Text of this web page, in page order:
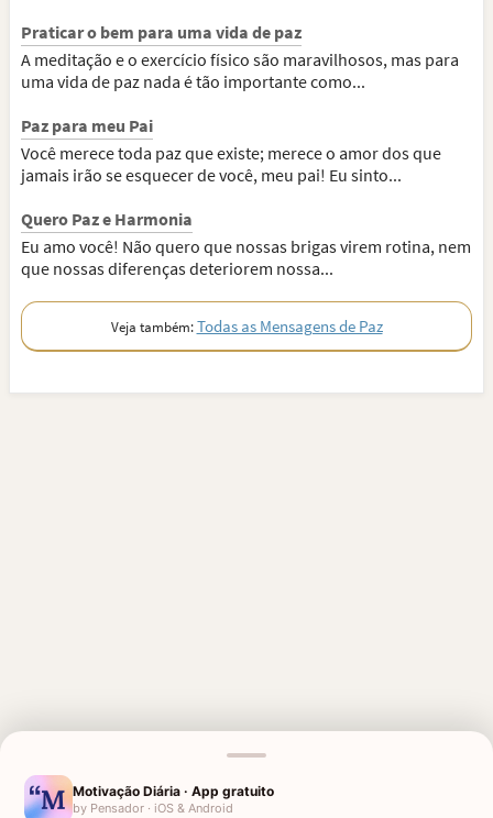
Praticar o bem para uma vida de paz
A meditação e o exercício físico são maravilhosos, mas para
uma vida de paz nada é tão importante como...
Paz para meu Pai
Você merece toda paz que existe; merece o amor dos que
jamais irão se esquecer de você, meu pai! Eu sinto...
Quero Paz e Harmonia
Eu amo você! Não quero que nossas brigas virem rotina, nem
que nossas diferenças deteriorem nossa...
Veja também:Todas as Mensagens de Paz
MENSAGENS RELACIONADAS
Motivação Diária · App gratuito
by Pensador · iOS & Android